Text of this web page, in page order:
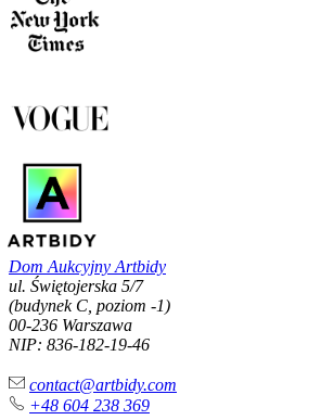
Dom Aukcyjny Artbidy
ul. Świętojerska 5/7
(budynek C, poziom -1)
00-236 Warszawa
NIP: 836-182-19-46
contact@artbidy.com
+48 604 238 369